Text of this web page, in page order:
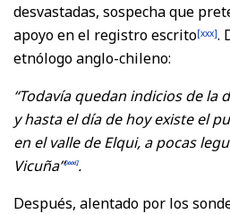
desvastadas, sospecha que
apoyo en el registro escrito[xxx].
etnólogo anglo-chileno:
“Todavía quedan indicios de la
y hasta el día de hoy existe el
en el valle de Elqui, a pocas
Vicuña”[xxxi].
Después, alentado por los